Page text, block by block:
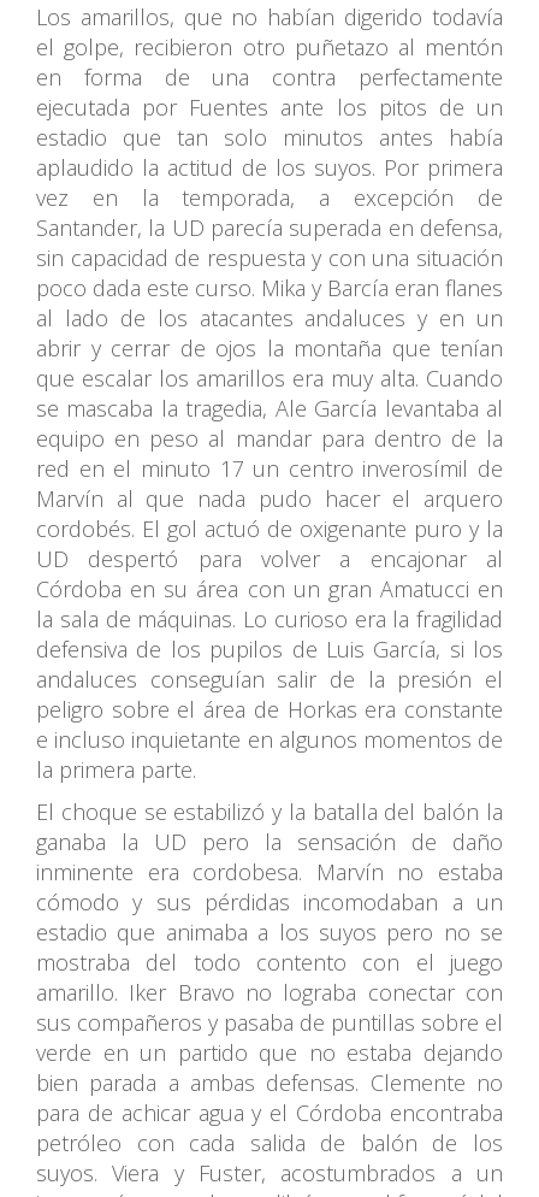
Los amarillos, que no habían digerido todavía
el golpe, recibieron otro puñetazo al mentón
en forma de una contra perfectamente
ejecutada por Fuentes ante los pitos de un
estadio que tan solo minutos antes había
aplaudido la actitud de los suyos. Por primera
vez en la temporada, a excepción de
Santander, la UD parecía superada en defensa,
sin capacidad de respuesta y con una situación
poco dada este curso. Mika y Barcía eran flanes
al lado de los atacantes andaluces y en un
abrir y cerrar de ojos la montaña que tenían
que escalar los amarillos era muy alta. Cuando
se mascaba la tragedia, Ale García levantaba al
equipo en peso al mandar para dentro de la
red en el minuto 17 un centro inverosímil de
Marvín al que nada pudo hacer el arquero
cordobés. El gol actuó de oxigenante puro y la
UD despertó para volver a encajonar al
Córdoba en su área con un gran Amatucci en
la sala de máquinas. Lo curioso era la fragilidad
defensiva de los pupilos de Luis García, si los
andaluces conseguían salir de la presión el
peligro sobre el área de Horkas era constante
e incluso inquietante en algunos momentos de
la primera parte.
El choque se estabilizó y la batalla del balón la
ganaba la UD pero la sensación de daño
inminente era cordobesa. Marvín no estaba
cómodo y sus pérdidas incomodaban a un
estadio que animaba a los suyos pero no se
mostraba del todo contento con el juego
amarillo. Iker Bravo no lograba conectar con
sus compañeros y pasaba de puntillas sobre el
verde en un partido que no estaba dejando
bien parada a ambas defensas. Clemente no
para de achicar agua y el Córdoba encontraba
petróleo con cada salida de balón de los
suyos. Viera y Fuster, acostumbrados a un